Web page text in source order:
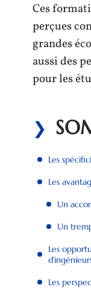
Ces
perçues
grandes
aussi des
pour les
Les
Les
Un
Un
Les
Les